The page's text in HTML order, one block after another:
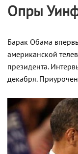
Опры
Барак Обама
американской
президента.
декабря.